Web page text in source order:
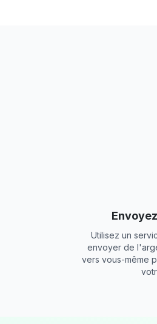
Utilisez un
envoyer de
vers vous-même